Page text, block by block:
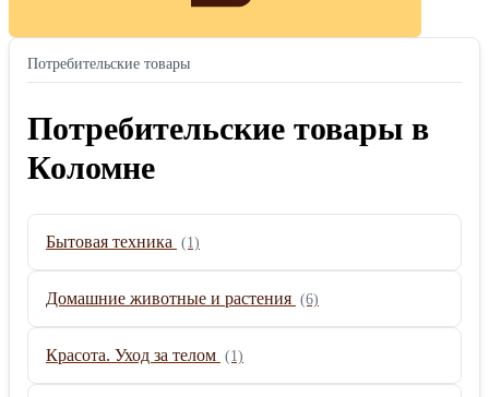
Потребительские товары
Потребительские товары в
Коломне
Бытовая техника (1)
Домашние животные и растения (6)
Красота. Уход за телом (1)